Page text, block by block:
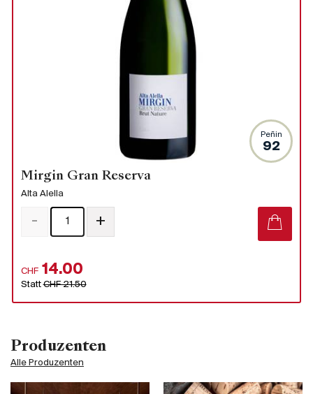
Produzenten
Alle Produzenten
Peñin
92
Mirgin Gran Reserva
Alta Alella
CHF 14.00
StattCHF 21.50
- +